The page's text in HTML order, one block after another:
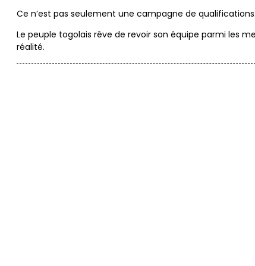
Ce n’est pas seulement une campagne de
Le peuple togolais rêve de revoir son équipe parmi les
réalité.